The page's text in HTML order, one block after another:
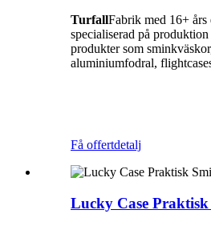
TurfallFabrik med 16+ års
specialiserad på
produkter som
aluminiumfodral,
Få offertdetalj
Lucky Case